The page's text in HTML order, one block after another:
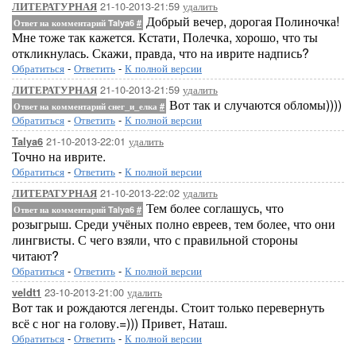
ЛИТЕРАТУРНАЯ 21-10-2013-21:59 удалить
Ответ на комментарий Talya6 # Добрый вечер, дорогая Полиночка!
Мне тоже так кажется. Кстати, Полечка, хорошо, что ты
откликнулась. Скажи, правда, что на иврите надпись?
Обратиться - Ответить - К полной версии
ЛИТЕРАТУРНАЯ 21-10-2013-21:59 удалить
Ответ на комментарий снег_и_елка # Вот так и случаются обломы))))
Обратиться - Ответить - К полной версии
Talya6 21-10-2013-22:01 удалить
Точно на иврите.
Обратиться - Ответить - К полной версии
ЛИТЕРАТУРНАЯ 21-10-2013-22:02 удалить
Ответ на комментарий Talya6 # Тем более соглашусь, что
розыгрыш. Среди учёных полно евреев, тем более, что они
лингвисты. С чего взяли, что с правильной стороны
читают?
Обратиться - Ответить - К полной версии
veldt1 23-10-2013-21:00 удалить
Вот так и рождаются легенды. Стоит только перевернуть
всё с ног на голову.=))) Привет, Наташ.
Обратиться - Ответить - К полной версии